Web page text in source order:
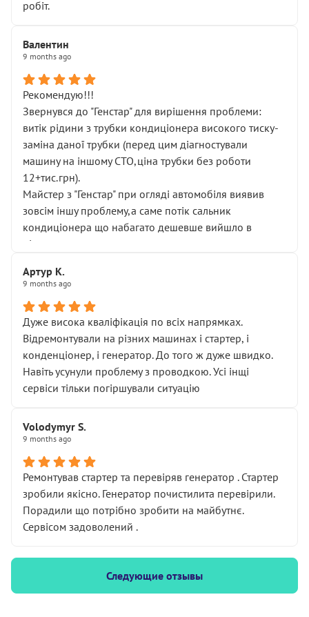
робіт.
Валентин
9 months ago
Рекомендую!!!
Звернувся до "Генстар" для вирішення проблеми:
витік рідини з трубки кондиціонера високого тиску-
заміна даної трубки (перед цим діагностували
машину на іншому СТО,ціна трубки без роботи
12+тис.грн).
Майстер з "Генстар" при огляді автомобіля виявив
зовсім іншу проблему,а саме потік сальник
кондиціонера що набагато дешевше вийшло в
підсумку.
Артур К.
9 months ago
Дуже висока кваліфікація по всіх напрямках.
Відремонтували на різних машинах і стартер, і
конденціонер, і генератор. До того ж дуже швидко.
Навіть усунули проблему з проводкою. Усі інщі
сервіси тільки погіршували ситуацію
Volodymyr S.
9 months ago
Ремонтував стартер та перевіряв генератор . Стартер
зробили якісно. Генератор почистилита перевірили.
Порадили що потрібно зробити на майбутнє.
Сервісом задоволений .
Следующие отзывы